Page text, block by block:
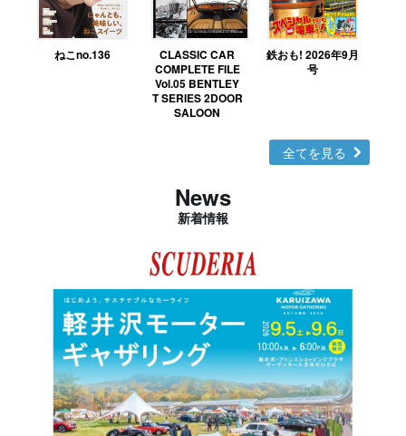
ねこno.136
CLASSIC CAR
COMPLETE FILE
Vol.05 BENTLEY
T SERIES 2DOOR
SALOON
鉄おも! 2026年9月
号
全てを見る
News
新着情報